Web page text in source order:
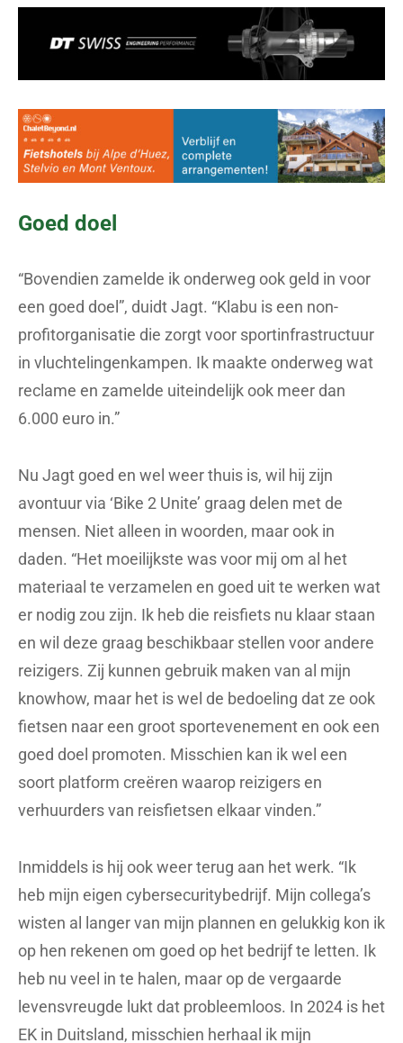
Goed doel
“Bovendien zamelde ik onderweg ook geld in voor
een goed doel”, duidt Jagt. “Klabu is een non-
profitorganisatie die zorgt voor sportinfrastructuur
in vluchtelingenkampen. Ik maakte onderweg wat
reclame en zamelde uiteindelijk ook meer dan
6.000 euro in.”
Nu Jagt goed en wel weer thuis is, wil hij zijn
avontuur via ‘Bike 2 Unite’ graag delen met de
mensen. Niet alleen in woorden, maar ook in
daden. “Het moeilijkste was voor mij om al het
materiaal te verzamelen en goed uit te werken wat
er nodig zou zijn. Ik heb die reisfiets nu klaar staan
en wil deze graag beschikbaar stellen voor andere
reizigers. Zij kunnen gebruik maken van al mijn
knowhow, maar het is wel de bedoeling dat ze ook
fietsen naar een groot sportevenement en ook een
goed doel promoten. Misschien kan ik wel een
soort platform creëren waarop reizigers en
verhuurders van reisfietsen elkaar vinden.”
Inmiddels is hij ook weer terug aan het werk. “Ik
heb mijn eigen cybersecuritybedrijf. Mijn collega’s
wisten al langer van mijn plannen en gelukkig kon ik
op hen rekenen om goed op het bedrijf te letten. Ik
heb nu veel in te halen, maar op de vergaarde
levensvreugde lukt dat probleemloos. In 2024 is het
EK in Duitsland, misschien herhaal ik mijn